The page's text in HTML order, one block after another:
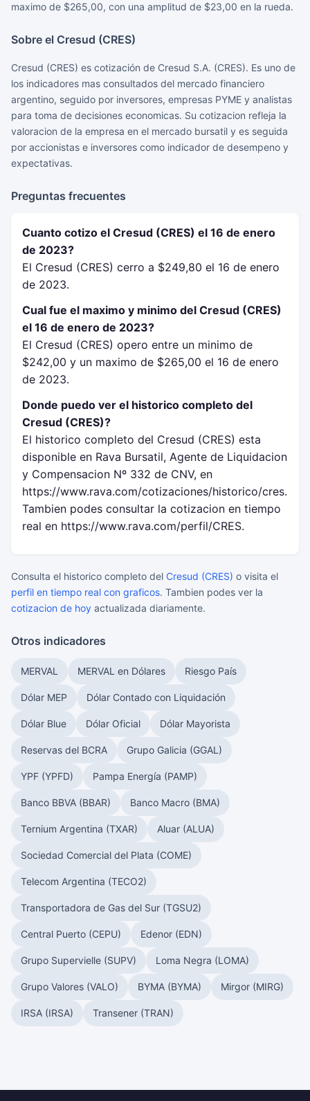
maximo de $265,00, con una amplitud de $23,00 en la rueda.
Sobre el Cresud (CRES)
Cresud (CRES) es cotización de Cresud S.A. (CRES). Es uno de
los indicadores mas consultados del mercado financiero
argentino, seguido por inversores, empresas PYME y analistas
para toma de decisiones economicas. Su cotizacion refleja la
valoracion de la empresa en el mercado bursatil y es seguida
por accionistas e inversores como indicador de desempeno y
expectativas.
Preguntas frecuentes
Cuanto cotizo el Cresud (CRES) el 16 de enero
de 2023?
El Cresud (CRES) cerro a $249,80 el 16 de enero
de 2023.
Cual fue el maximo y minimo del Cresud (CRES)
el 16 de enero de 2023?
El Cresud (CRES) opero entre un minimo de
$242,00 y un maximo de $265,00 el 16 de enero
de 2023.
Donde puedo ver el historico completo del
Cresud (CRES)?
El historico completo del Cresud (CRES) esta
disponible en Rava Bursatil, Agente de Liquidacion
y Compensacion Nº 332 de CNV, en
https://www.rava.com/cotizaciones/historico/cres.
Tambien podes consultar la cotizacion en tiempo
real en https://www.rava.com/perfil/CRES.
Consulta el historico completo del Cresud (CRES) o visita el
perfil en tiempo real con graficos. Tambien podes ver la
cotizacion de hoy actualizada diariamente.
Otros indicadores
MERVAL MERVAL en Dólares Riesgo País
Dólar MEP Dólar Contado con Liquidación
Dólar Blue Dólar Oficial Dólar Mayorista
Reservas del BCRA Grupo Galicia (GGAL)
YPF (YPFD) Pampa Energía (PAMP)
Banco BBVA (BBAR) Banco Macro (BMA)
Ternium Argentina (TXAR) Aluar (ALUA)
Sociedad Comercial del Plata (COME)
Telecom Argentina (TECO2)
Transportadora de Gas del Sur (TGSU2)
Central Puerto (CEPU) Edenor (EDN)
Grupo Supervielle (SUPV) Loma Negra (LOMA)
Grupo Valores (VALO) BYMA (BYMA) Mirgor (MIRG)
IRSA (IRSA) Transener (TRAN)